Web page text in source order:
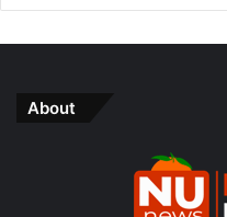
About